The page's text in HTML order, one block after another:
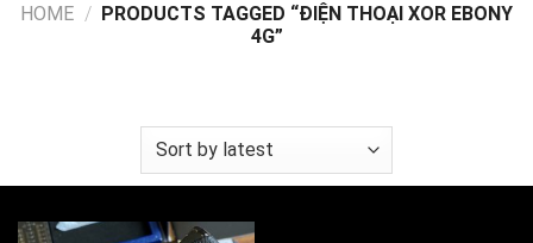
HOME / PRODUCTS TAGGED “ĐIỆN THOẠI XOR EBONY
4G”